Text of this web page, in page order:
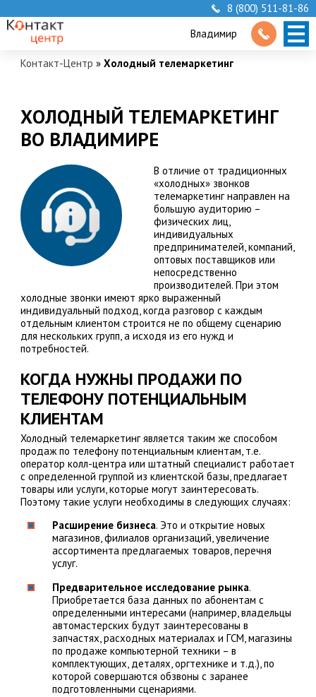
8 (800) 511-81-86
Владимир
Контакт-Центр » Холодный телемаркетинг
ХОЛОДНЫЙ ТЕЛЕМАРКЕТИНГ
ВО ВЛАДИМИРЕ
В отличие от традиционных
«холодных» звонков
телемаркетинг направлен на
большую аудиторию –
физических лиц,
индивидуальных
предпринимателей, компаний,
оптовых поставщиков или
непосредственно
производителей. При этом
холодные звонки имеют ярко выраженный
индивидуальный подход, когда разговор с каждым
отдельным клиентом строится не по общему сценарию
для нескольких групп, а исходя из его нужд и
потребностей.
КОГДА НУЖНЫ ПРОДАЖИ ПО
ТЕЛЕФОНУ ПОТЕНЦИАЛЬНЫМ
КЛИЕНТАМ
Холодный телемаркетинг является таким же способом
продаж по телефону потенциальным клиентам, т.е.
оператор колл-центра или штатный специалист работает
с определенной группой из клиентской базы, предлагает
товары или услуги, которые могут заинтересовать.
Поэтому такие услуги необходимы в следующих случаях:
Расширение бизнеса. Это и открытие новых
магазинов, филиалов организаций, увеличение
ассортимента предлагаемых товаров, перечня
услуг.
Предварительное исследование рынка.
Приобретается база данных по абонентам с
определенными интересами (например, владельцы
автомастерских будут заинтересованы в
запчастях, расходных материалах и ГСМ, магазины
по продаже компьютерной техники – в
комплектующих, деталях, оргтехнике и т.д.), по
которой совершаются обзвоны с заранее
подготовленными сценариями.